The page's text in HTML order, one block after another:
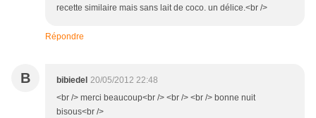
recette similaire mais sans lait de coco. un délice.<br />
Répondre
B bibiedel 20/05/2012 22:48
<br /> merci beaucoup<br /> <br /> <br /> bonne nuit
bisous<br />